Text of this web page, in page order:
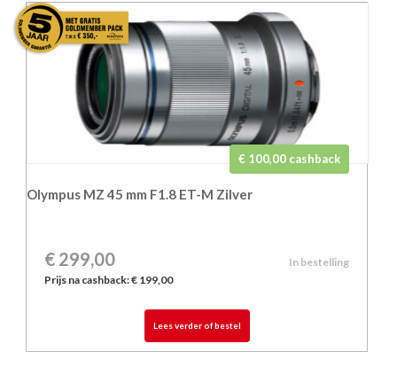
Olympus MZ 45 mm F1.8 ET-M Zilver
€ 100,00 cashback
€ 299,00
In bestelling
Prijs na cashback: € 199,00
Lees verder of bestel